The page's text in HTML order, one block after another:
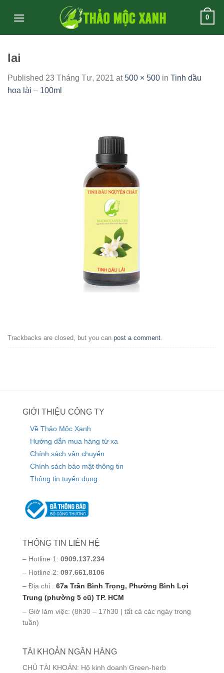
0
lai
Published 23 Tháng Tư, 2021 at500 × 500 in Tinh dầu
hoa lài – 100ml
Trackbacks are closed, but you can post a comment.
GIỚI THIỆU CÔNG TY
Về Thảo Mộc Xanh
Hướng dẫn mua hàng từ xa
Chính sách vận chuyển
Chính sách bảo mật thông tin
Thông tin tuyển dụng
THÔNG TIN LIÊN HỆ
– Hotline 1: 0909.137.234
– Hotline 2: 097.661.8106
– Địa chỉ : 67a Trần Bình Trọng, Phường Bình Lợi
Trung (phường 5 cũ) TP. HCM
– Giờ làm việc: (8h30 – 17h30 | tất cả các ngày trong
tuần)
TÀI KHOẢN NGÂN HÀNG
CHỦ TÀI KHOẢN: Hộ kinh doanh Green-herb